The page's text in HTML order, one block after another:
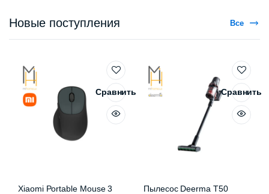
Новые поступления Все
Сравнить
Xiaomi Portable Mouse 3
Сравнить
Пылесос Deerma T50